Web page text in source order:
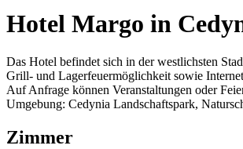
Hotel Margo in
Das Hotel befindet sich in der westlichsten
Grill- und Lagerfeuermöglichkeit sowie
Auf Anfrage können Veranstaltungen oder
Umgebung: Cedynia Landschaftspark,
Zimmer